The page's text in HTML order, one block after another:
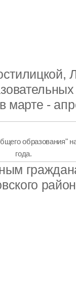
марте -
образования"
года.